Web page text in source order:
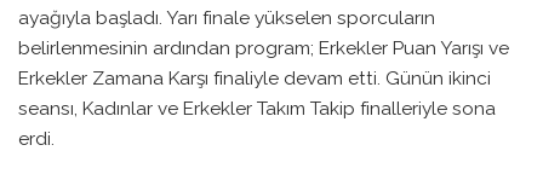
ayağıyla başladı. Yarı finale yükselen sporcuların
belirlenmesinin ardından program; Erkekler Puan Yarışı ve
Erkekler Zamana Karşı finaliyle devam etti. Günün ikinci
seansı, Kadınlar ve Erkekler Takım Takip finalleriyle sona
erdi.